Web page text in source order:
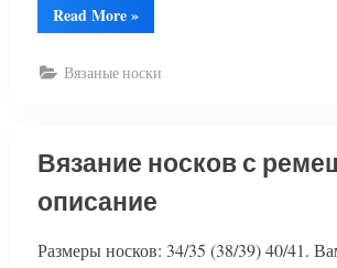
Read More“Вязание
ажурных
»
Вязаные носки
Вязание носков с
описание
Размеры носков: 34/35 (38/39) 40/41.